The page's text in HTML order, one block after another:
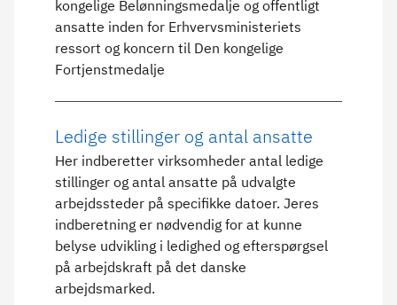
kongelige Belønningsmedalje og offentligt
ansatte inden for Erhvervsministeriets
ressort og koncern til Den kongelige
Fortjenstmedalje
Ledige stillinger og antal ansatte
Her indberetter virksomheder antal ledige
stillinger og antal ansatte på udvalgte
arbejdssteder på specifikke datoer. Jeres
indberetning er nødvendig for at kunne
belyse udvikling i ledighed og efterspørgsel
på arbejdskraft på det danske
arbejdsmarked.